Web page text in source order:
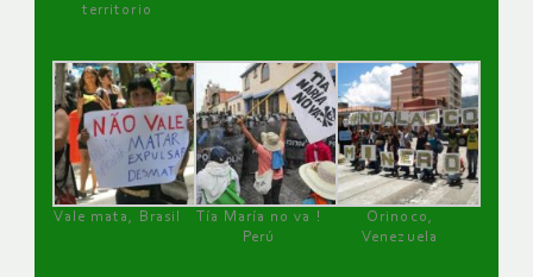
territorio
Vale mata, Brasil
Tía María no va !
Perú
Orinoco,
Venezuela